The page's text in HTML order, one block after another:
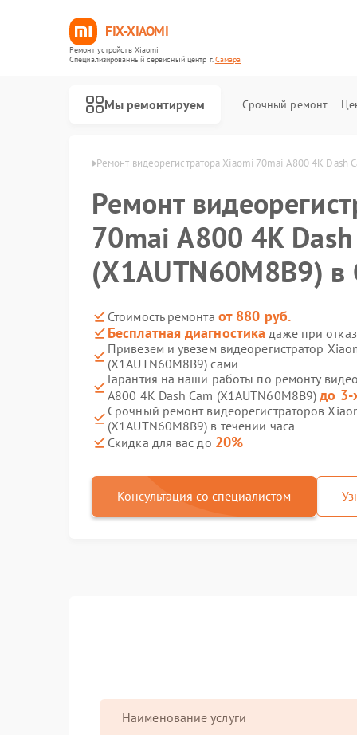
FIX-XIAOMI
Ремонт устройств Xiaomi
Специализированный cервисный центр г.Самара
Мы ремонтируем Срочный ремонт
Ремонт видеорегистратора Xiaomi 70mai A800 4K Dash
Ремонт
70mai A800 4K
(X1AUTN60M8B9) в
Стоимость ремонта от 880 руб.
Бесплатная диагностика даже при
Привезем и увезем видеорегистратор
(X1AUTN60M8B9) сами
Гарантия на наши работы по ремонту
A800 4K Dash Cam (X1AUTN60M8B9)до 3-
Срочный ремонт видеорегистраторов
(X1AUTN60M8B9) в течении часа
Скидка для вас до 20%
Консультация со специалистом
Наименование услуги